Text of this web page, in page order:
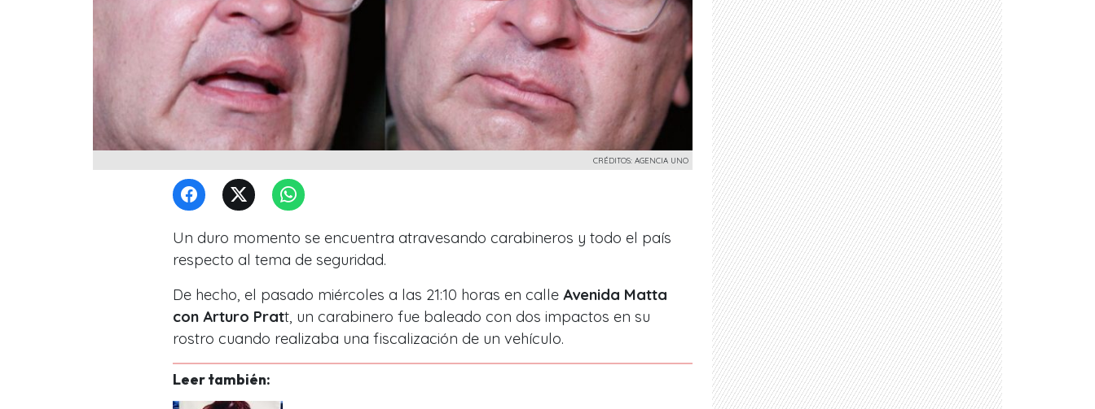
CRÉDITOS: AGENCIA UNO
Un duro momento se encuentra atravesando carabineros y todo el país
respecto al tema de seguridad.
De hecho, el pasado miércoles a las 21:10 horas en calle Avenida Matta
con Arturo Pratt, un carabinero fue baleado con dos impactos en su
rostro cuando realizaba una fiscalización de un vehículo.
Leer también: